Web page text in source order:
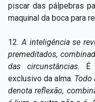
piscar das pálpebras
maquinal da boca para
12. A inteligência se
premeditados,
das circunstâncias. É
exclusivo da alma. Todo
denota reflexão,